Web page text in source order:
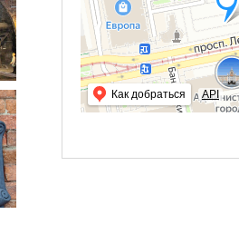
Как добраться API